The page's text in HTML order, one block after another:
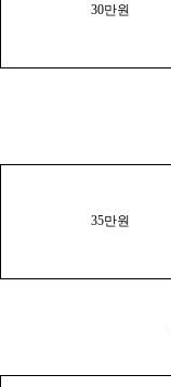
30만원
35만원